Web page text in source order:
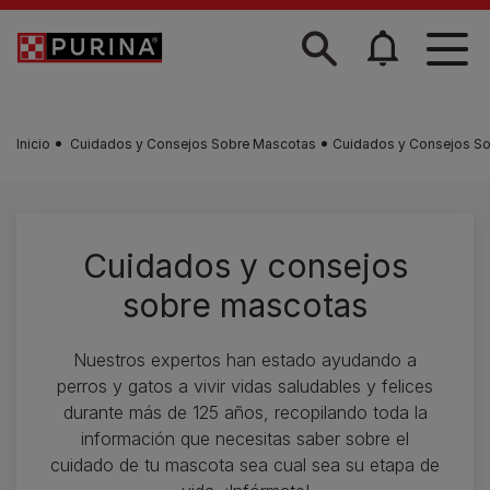
Skip to main content
Inicio Cuidados y Consejos Sobre Mascotas Cuidados y Consejos
Cuidados y consejos
sobre mascotas
Nuestros expertos han estado ayudando a
perros y gatos a vivir vidas saludables y felices
durante más de 125 años, recopilando toda la
información que necesitas saber sobre el
cuidado de tu mascota sea cual sea su etapa de